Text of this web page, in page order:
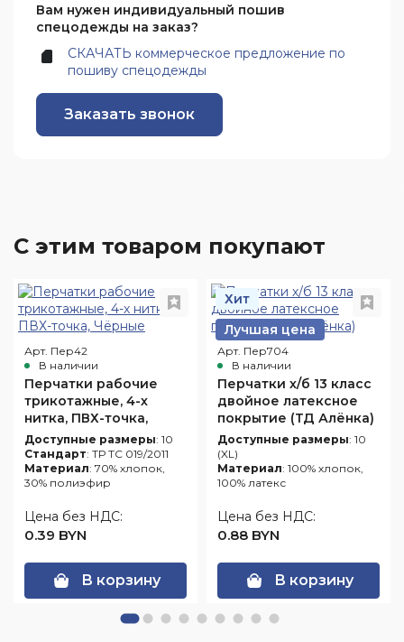
Вам нужен индивидуальный пошив
спецодежды на заказ?
СКАЧАТЬ коммерческое предложение по
пошиву спецодежды
Заказать звонок
С этим товаром покупают
Арт. Пер42
В наличии
Перчатки рабочие
трикотажные, 4-х
нитка, ПВХ-точка,
Чёрные
Доступные размеры: 10
Стандарт: ТР ТС 019/2011
Материал: 70% хлопок,
30% полиэфир
Цена без НДС:
0.39 BYN
В корзину
Хит
Лучшая цена
Арт. Пер704
В наличии
Перчатки х/б 13 класс
двойное латексное
покрытие (ТД Алёнка)
Доступные размеры: 10
(XL)
Материал: 100% хлопок,
100% латекс
Цена без НДС:
0.88 BYN
В корзину